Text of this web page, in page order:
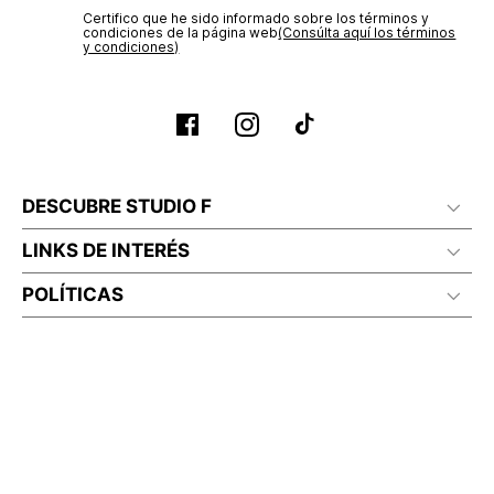
Certifico que he sido informado sobre los términos y
condiciones de la página web‎(Consúlta aquí los términos
y condiciones)
DESCUBRE STUDIO F
LINKS DE INTERÉS
POLÍTICAS